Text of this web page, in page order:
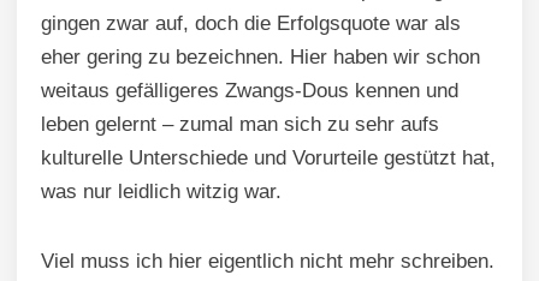
gingen zwar auf, doch die Erfolgsquote war als
eher gering zu bezeichnen. Hier haben wir schon
weitaus gefälligeres Zwangs-Dous kennen und
leben gelernt – zumal man sich zu sehr aufs
kulturelle Unterschiede und Vorurteile gestützt hat,
was nur leidlich witzig war.
Viel muss ich hier eigentlich nicht mehr schreiben.